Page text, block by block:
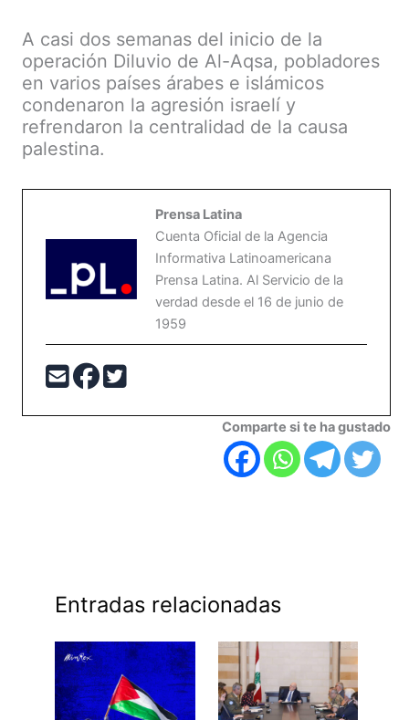
A casi dos semanas del inicio de la
operación Diluvio de Al-Aqsa, pobladores
en varios países árabes e islámicos
condenaron la agresión israelí y
refrendaron la centralidad de la causa
palestina.
Prensa Latina
Cuenta Oficial de la Agencia
Informativa Latinoamericana
Prensa Latina. Al Servicio de la
verdad desde el 16 de junio de
1959
Comparte si te ha gustado
Entradas relacionadas